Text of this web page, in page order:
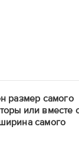
размер самого
или вместе
самого